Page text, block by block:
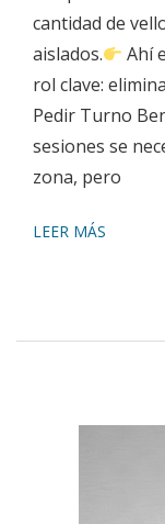
cantidad de
aislados.
Ahí
rol clave:
Pedir Turno
sesiones se
zona, pero
LEER MÁS